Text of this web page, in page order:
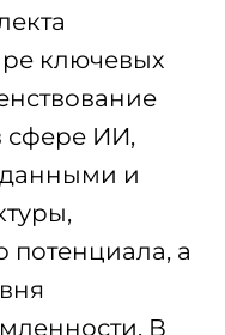
ключевых
сфере ИИ,
данными и
потенциала, а
В